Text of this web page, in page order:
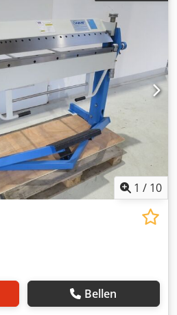
1 / 10
Bellen